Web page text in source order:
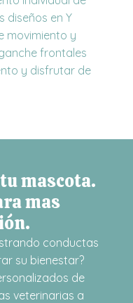
diseños en Y
movimiento y
frontales
y disfrutar de
mascota.
mas
conductas
su bienestar?
de
veterinarias a